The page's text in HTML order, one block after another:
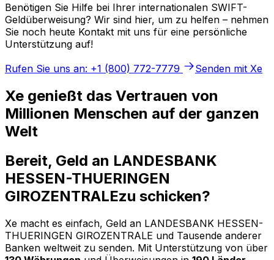
Benötigen Sie Hilfe bei Ihrer internationalen SWIFT-
Geldüberweisung? Wir sind hier, um zu helfen – nehmen
Sie noch heute Kontakt mit uns für eine persönliche
Unterstützung auf!
Rufen Sie uns an: +1 (800) 772-7779
Senden mit Xe
Xe genießt das Vertrauen von
Millionen Menschen auf der ganzen
Welt
Bereit, Geld an LANDESBANK
HESSEN-THUERINGEN
GIROZENTRALEzu schicken?
Xe macht es einfach, Geld an LANDESBANK HESSEN-
THUERINGEN GIROZENTRALE und Tausende anderer
Banken weltweit zu senden. Mit Unterstützung von über